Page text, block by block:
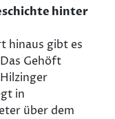
hinter
hinaus gibt es
Gehöft
in
über dem